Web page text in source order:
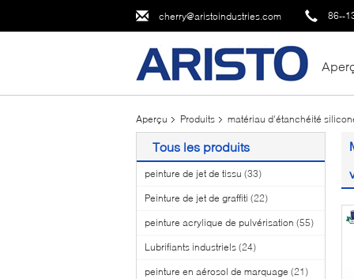
cherry@aristoindustries.com 86--
Aperçu Produits matériau d'étanchéité
Tous les produits
peinture de jet de tissu (33)
Peinture de jet de graffiti (22)
peinture acrylique de pulvérisation (55)
Lubrifiants industriels (24)
peinture en aérosol de marquage (21)